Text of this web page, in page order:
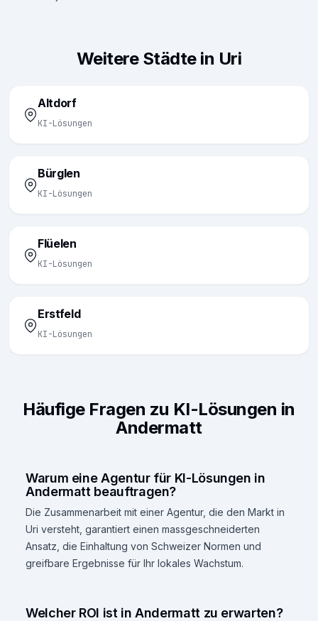
Weitere Städte in Uri
Altdorf
KI-Lösungen
Bürglen
KI-Lösungen
Flüelen
KI-Lösungen
Erstfeld
KI-Lösungen
Häufige Fragen zu KI-Lösungen in
Andermatt
Warum eine Agentur für KI-Lösungen in
Andermatt beauftragen?
Die Zusammenarbeit mit einer Agentur, die den Markt in
Uri versteht, garantiert einen massgeschneiderten
Ansatz, die Einhaltung von Schweizer Normen und
greifbare Ergebnisse für Ihr lokales Wachstum.
Welcher ROI ist in Andermatt zu erwarten?